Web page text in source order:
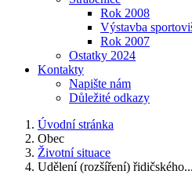
Rok 2008
Výstavba
Rok 2007
Ostatky 2024
Kontakty
Napište nám
Důležité odkazy
Úvodní stránka
Obec
Životní situace
Udělení (rozšíření) řidičského...